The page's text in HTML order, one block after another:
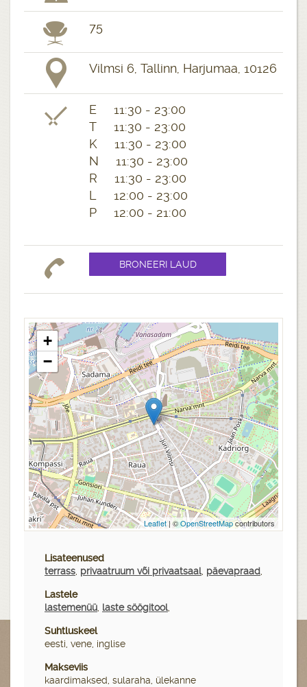
75
Vilmsi 6, Tallinn, Harjumaa, 10126
E 11:30 - 23:00
T 11:30 - 23:00
K 11:30 - 23:00
N 11:30 - 23:00
R 11:30 - 23:00
L 12:00 - 23:00
P 12:00 - 21:00
+
−
Leaflet | ©OpenStreetMapcontributors
Lisateenused
terrass, privaatruum või privaatsaal, päevapraad,
Lastele
lastemenüü, laste söögitool,
Suhtluskeel
eesti, vene, inglise
Makseviis
kaardimaksed, sularaha, ülekanne